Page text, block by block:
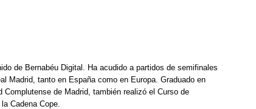
de Bernabéu Digital. Ha acudido a partidos de semifinales
Madrid, tanto en España como en Europa. Graduado en
Complutense de Madrid, también realizó el Curso de
Cadena Cope.